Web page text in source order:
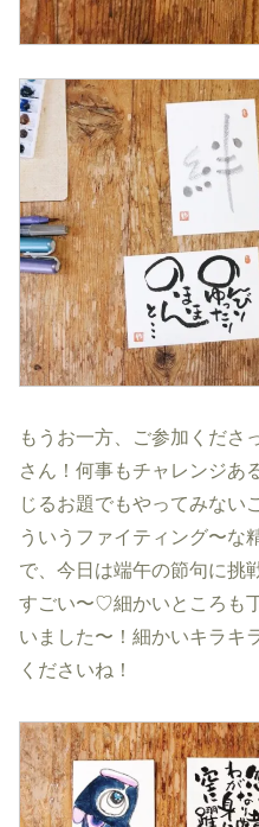
もうお一方、ご参加くださ
さん！何事もチャレンジあ
じるお題でもやってみない
ういうファイティング〜
で、今日は端午の節句に挑
すごい〜♡細かいところも
いました〜！細かいキラキ
くださいね！